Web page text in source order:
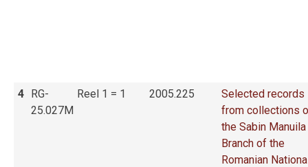
4
RG-
25.027M
Reel 1 = 1 2005.225
Selected records
from collections
the Sabin Manuila
Branch of the
Romanian